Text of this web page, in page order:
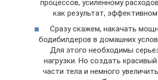
процессов, усиленному
как результат,
Сразу скажем, накачать
бодибилдеров в домашних
Для этого необходимы
нагрузки. Но создать
части тела и немного